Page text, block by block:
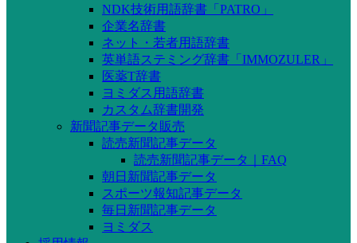
NDK技術用語辞書「PATRO」
企業名辞書
ネット・若者用語辞書
英単語ステミング辞書「IMMOZULER」
医薬T辞書
ヨミダス用語辞書
カスタム辞書開発
新聞記事データ販売
読売新聞記事データ
読売新聞記事データ｜FAQ
朝日新聞記事データ
スポーツ報知記事データ
毎日新聞記事データ
ヨミダス